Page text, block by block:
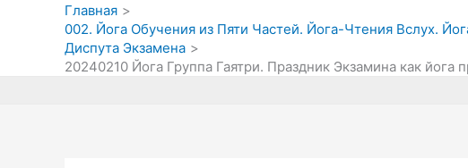
Главная
002. Йога Обучения из Пяти Частей. Йога-Чтения Вслух.
Диспута Экзамена
20240210 Йога Группа Гаятри. Праздник Экзамина как йога